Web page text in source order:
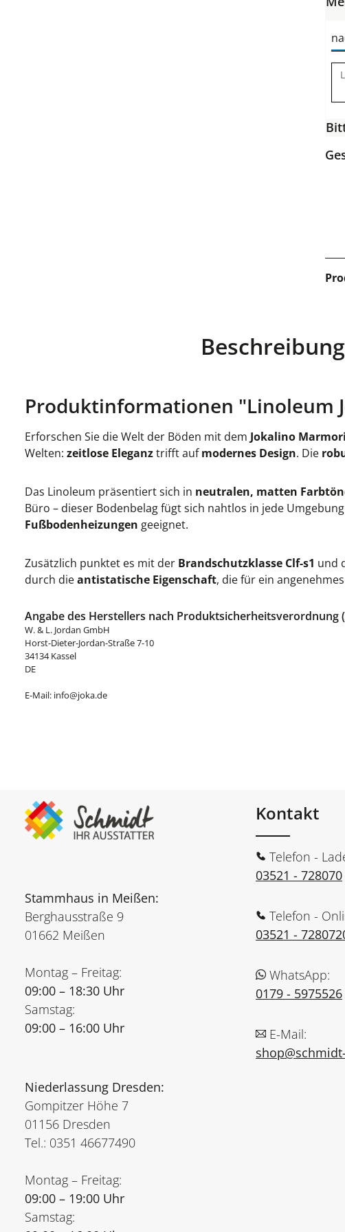
Beschreibung
Produktinformationen "Linoleum
Erforschen Sie die Welt der Böden mit dem Jokalino
Welten: zeitlose Eleganztrifft aufmodernes Design. Die
Das Linoleum präsentiert sich in neutralen, matten
Büro – dieser Bodenbelag fügt sich nahtlos in jede
Fußbodenheizungen geeignet.
Zusätzlich punktet es mit der Brandschutzklasse Clf-s1 und
durch dieantistatische Eigenschaft, die für ein
Angabe des Herstellers nach Produktsicherheitsverordnung
W. & L. Jordan GmbH
Horst-Dieter-Jordan-Straße 7-10
34134 Kassel
DE
E-Mail: info@joka.de
Stammhaus in Meißen:
Berghausstraße 9
01662 Meißen
Montag – Freitag:
09:00 – 18:30 Uhr
Samstag:
09:00 – 16:00 Uhr
Niederlassung Dresden:
Gompitzer Höhe 7
01156 Dresden
Tel.: 0351 46677490
Montag – Freitag:
09:00 – 19:00 Uhr
Samstag:
Kontakt
Telefon -
03521 - 728070
Telefon -
03521 -
WhatsApp:
0179 - 5975526
E-Mail: